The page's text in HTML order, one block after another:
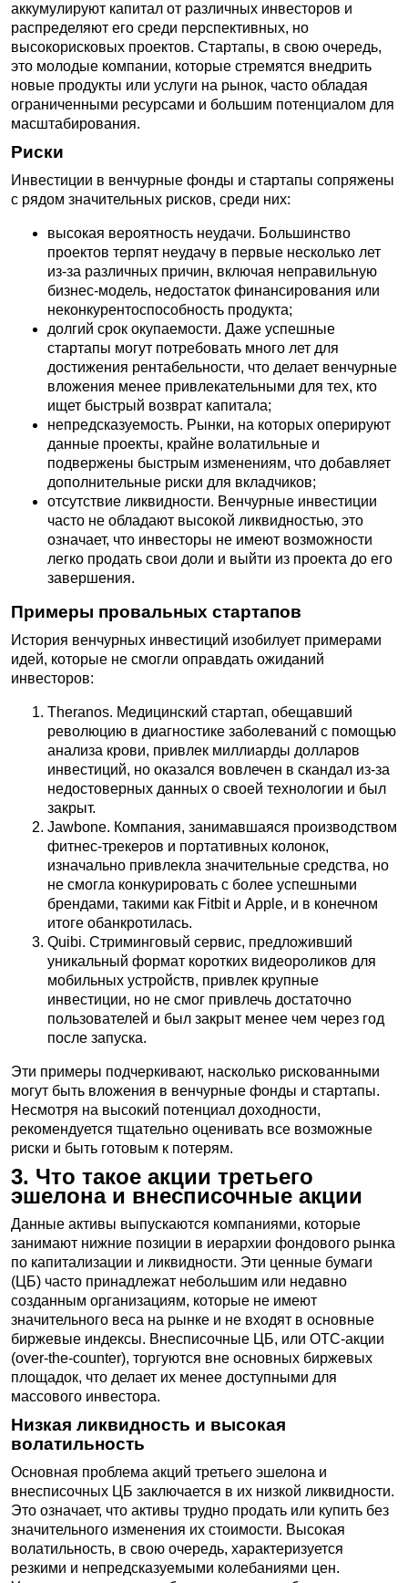
аккумулируют капитал от различных инвесторов и
распределяют его среди перспективных, но
высокорисковых проектов. Стартапы, в свою очередь,
это молодые компании, которые стремятся внедрить
новые продукты или услуги на рынок, часто обладая
ограниченными ресурсами и большим потенциалом для
масштабирования.
Риски
Инвестиции в венчурные фонды и стартапы сопряжены
с рядом значительных рисков, среди них:
высокая вероятность неудачи. Большинство
проектов терпят неудачу в первые несколько лет
из-за различных причин, включая неправильную
бизнес-модель, недостаток финансирования или
неконкурентоспособность продукта;
долгий срок окупаемости. Даже успешные
стартапы могут потребовать много лет для
достижения рентабельности, что делает венчурные
вложения менее привлекательными для тех, кто
ищет быстрый возврат капитала;
непредсказуемость. Рынки, на которых оперируют
данные проекты, крайне волатильные и
подвержены быстрым изменениям, что добавляет
дополнительные риски для вкладчиков;
отсутствие ликвидности. Венчурные инвестиции
часто не обладают высокой ликвидностью, это
означает, что инвесторы не имеют возможности
легко продать свои доли и выйти из проекта до его
завершения.
Примеры провальных стартапов
История венчурных инвестиций изобилует примерами
идей, которые не смогли оправдать ожиданий
инвесторов:
Theranos. Медицинский стартап, обещавший
революцию в диагностике заболеваний с помощью
анализа крови, привлек миллиарды долларов
инвестиций, но оказался вовлечен в скандал из-за
недостоверных данных о своей технологии и был
закрыт.
Jawbone. Компания, занимавшаяся производством
фитнес-трекеров и портативных колонок,
изначально привлекла значительные средства, но
не смогла конкурировать с более успешными
брендами, такими как Fitbit и Apple, и в конечном
итоге обанкротилась.
Quibi. Стриминговый сервис, предложивший
уникальный формат коротких видеороликов для
мобильных устройств, привлек крупные
инвестиции, но не смог привлечь достаточно
пользователей и был закрыт менее чем через год
после запуска.
Эти примеры подчеркивают, насколько рискованными
могут быть вложения в венчурные фонды и стартапы.
Несмотря на высокий потенциал доходности,
рекомендуется тщательно оценивать все возможные
риски и быть готовым к потерям.
3. Что такое акции третьего
эшелона и внесписочные акции
Данные активы выпускаются компаниями, которые
занимают нижние позиции в иерархии фондового рынка
по капитализации и ликвидности. Эти ценные бумаги
(ЦБ) часто принадлежат небольшим или недавно
созданным организациям, которые не имеют
значительного веса на рынке и не входят в основные
биржевые индексы. Внесписочные ЦБ, или OTC-акции
(over-the-counter), торгуются вне основных биржевых
площадок, что делает их менее доступными для
массового инвестора.
Низкая ликвидность и высокая
волатильность
Основная проблема акций третьего эшелона и
внесписочных ЦБ заключается в их низкой ликвидности.
Это означает, что активы трудно продать или купить без
значительного изменения их стоимости. Высокая
волатильность, в свою очередь, характеризуется
резкими и непредсказуемыми колебаниями цен.